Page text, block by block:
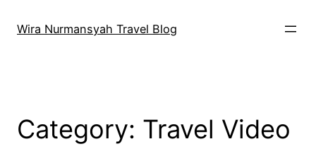
Wira Nurmansyah Travel Blog
Category: Travel Video